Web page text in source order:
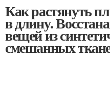
Как растянуть
в длину.
вещей из
смешанных